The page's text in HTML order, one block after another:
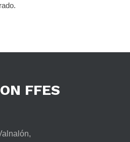
FFES